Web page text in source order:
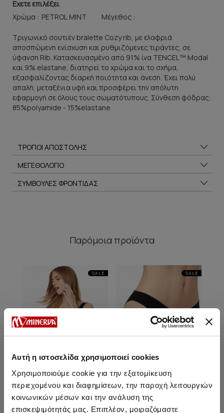
Αυτή η ιστοσελίδα χρησιμοποιεί cookies
Χρησιμοποιούμε cookie για την εξατομίκευση
περιεχομένου και διαφημίσεων, την παροχή λειτουργιών
κοινωνικών μέσων και την ανάλυση της
επισκεψιμότητάς μας. Επιπλέον, μοιραζόμαστε
Εχετε επιλέξει
Χρώμα :
Μέγεθος :
Τριγωνικό σουτιέν bralette Cozy rib, με ελαφριά
αποσπώμενη ενίσχυση και ρυθμιζόμενες τιράντες, σε
ύφανση Rib. Κατασκευασμένο από 91% ίνα TENCEL™ Modal
και 9% elastane, διατηρεί το χρώμα και το σχήμα,
εξασφαλίζοντας διαρκή ποιότητα και άνεση. Έχει πολύ
απαλή, μεταξένια υφή και προσφέρει την απόλυτη
εφαρμογή σε όλους τους σωματότυπους. Σύνθεση φόδρας:
85%polyamide - 15%elastane
ΤΡΟΠΟΙ ΑΠΟΣΤΟΛΗΣ
ΜΕΓΕΘΟΛΟΓΙΟ
ΣΥΜΒΟΥΛΕΣ ΦΡΟΝΤΙΔΑΣ
Παρόμοια προϊόντα
SALE
Cozy Rib TENCEL™ Modal
SALE
Cozy Rib TENCEL™ Modal